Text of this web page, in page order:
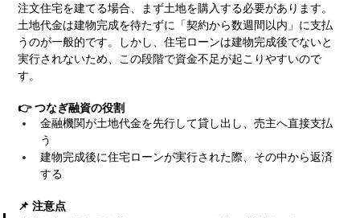
注文住宅を建てる場合、まず土地を購入する必要があります。
土地代金は建物完成を待たずに「契約から数週間以内」に支払
うのが一般的です。しかし、住宅ローンは建物完成後でないと
実行されないため、この段階で資金不足が起こりやすいので
す。
👉 つなぎ融資の役割
金融機関が土地代金を先行して貸し出し、売主へ直接支払
う
建物完成後に住宅ローンが実行された際、その中から返済
する
📌 注意点